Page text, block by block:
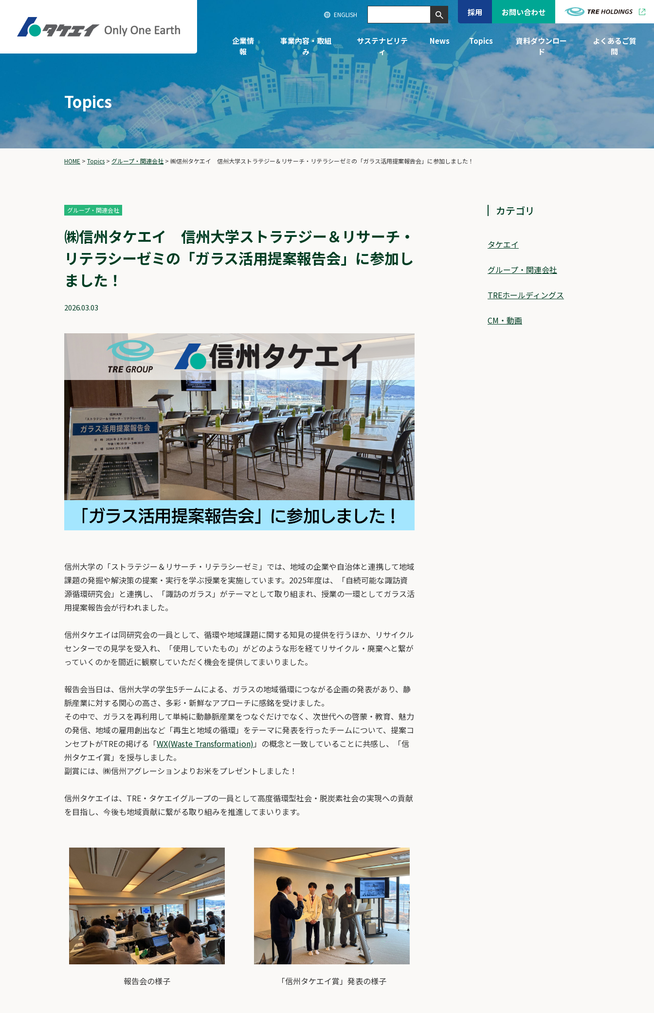
採用 お問い合わせ
企業情
報
事業内容・取組
み
サステナビリテ
ィ
News Topics
資料ダウンロー
ド
よくあるご質
問
ENGLISH
Topics
HOME > Topics > グループ・関連会社 > ㈱信州タケエイ 信州大学ストラテジー＆リサーチ・リテラシーゼミの「ガラス活用提案報告会」に参加しました！
グループ・関連会社
㈱信州タケエイ 信州大学ストラテジー＆リサーチ・
リテラシーゼミの「ガラス活用提案報告会」に参加し
ました！
2026.03.03
信州大学の「ストラテジー＆リサーチ・リテラシーゼミ」では、地域の企業や自治体と連携して地域
課題の発掘や解決策の提案・実行を学ぶ授業を実施しています。2025年度は、「自続可能な諏訪資
源循環研究会」と連携し、「諏訪のガラス」がテーマとして取り組まれ、授業の一環としてガラス活
用提案報告会が行われました。
信州タケエイは同研究会の一員として、循環や地域課題に関する知見の提供を行うほか、リサイクル
センターでの見学を受入れ、「使用していたもの」がどのような形を経てリサイクル・廃棄へと繋が
っていくのかを間近に観察していただく機会を提供してまいりました。
報告会当日は、信州大学の学生5チームによる、ガラスの地域循環につながる企画の発表があり、静
脈産業に対する関心の高さ、多彩・新鮮なアプローチに感銘を受けました。
その中で、ガラスを再利用して単純に動静脈産業をつなぐだけでなく、次世代への啓蒙・教育、魅力
の発信、地域の雇用創出など「再生と地域の循環」をテーマに発表を行ったチームについて、提案コ
ンセプトがTREの掲げる「WX(Waste Transformation) 」の概念と一致していることに共感し、「信
州タケエイ賞」を授与しました。
副賞には、㈱信州アグレーションよりお米をプレゼントしました！
信州タケエイは、TRE・タケエイグループの一員として高度循環型社会・脱炭素社会の実現への貢献
を目指し、今後も地域貢献に繋がる取り組みを推進してまいります。
報告会の様子 「信州タケエイ賞」発表の様子
カテゴリ
タケエイ
グループ・関連会社
TREホールディングス
CM・動画